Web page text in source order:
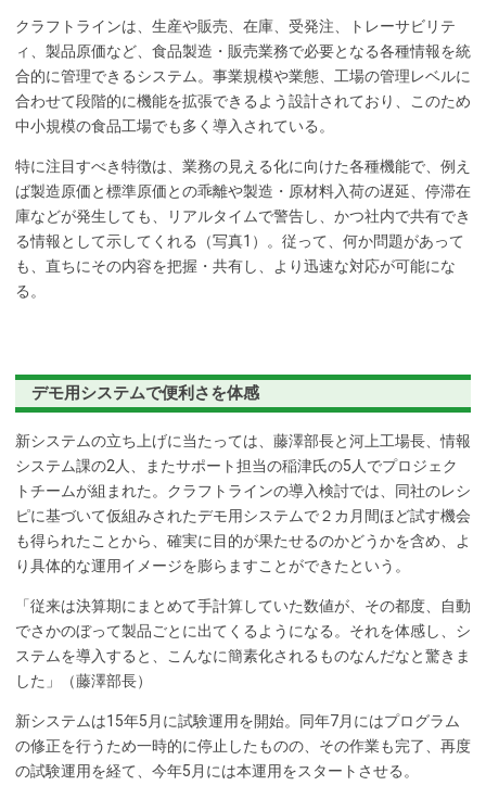
クラフトラインは、生産や販売、在庫、受発注、トレーサビリテ
ィ、製品原価など、食品製造・販売業務で必要となる各種情報を統
合的に管理できるシステム。事業規模や業態、工場の管理レベルに
合わせて段階的に機能を拡張できるよう設計されており、このため
中小規模の食品工場でも多く導入されている。
特に注目すべき特徴は、業務の見える化に向けた各種機能で、例え
ば製造原価と標準原価との乖離や製造・原材料入荷の遅延、停滞在
庫などが発生しても、リアルタイムで警告し、かつ社内で共有でき
る情報として示してくれる（写真1）。従って、何か問題があって
も、直ちにその内容を把握・共有し、より迅速な対応が可能にな
る。
デモ用システムで便利さを体感
新システムの立ち上げに当たっては、藤澤部長と河上工場長、情報
システム課の2人、またサポート担当の稲津氏の5人でプロジェク
トチームが組まれた。クラフトラインの導入検討では、同社のレシ
ピに基づいて仮組みされたデモ用システムで２カ月間ほど試す機会
も得られたことから、確実に目的が果たせるのかどうかを含め、よ
り具体的な運用イメージを膨らますことができたという。
「従来は決算期にまとめて手計算していた数値が、その都度、自動
でさかのぼって製品ごとに出てくるようになる。それを体感し、シ
ステムを導入すると、こんなに簡素化されるものなんだなと驚きま
した」（藤澤部長）
新システムは15年5月に試験運用を開始。同年7月にはプログラム
の修正を行うため一時的に停止したものの、その作業も完了、再度
の試験運用を経て、今年5月には本運用をスタートさせる。